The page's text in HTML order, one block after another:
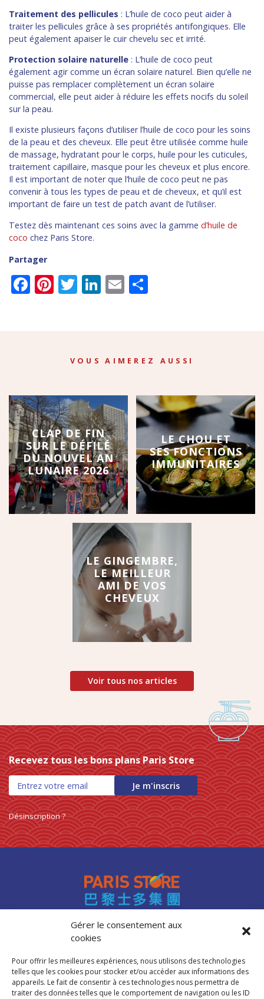
Gérer le consentement aux
cookies
Pour offrir les meilleures expériences, nous utilisons des technologies
telles que les cookies pour stocker et/ou accéder aux informations des
appareils. Le fait de consentir à ces technologies nous permettra de
traiter des données telles que le comportement de navigation ou les ID
Traitement des pellicules : L’huile de coco peut aider à
traiter les pellicules grâce à ses propriétés antifongiques. Elle
peut également apaiser le cuir chevelu sec et irrité.
Protection solaire naturelle : L’huile de coco peut
également agir comme un écran solaire naturel. Bien qu’elle ne
puisse pas remplacer complètement un écran solaire
commercial, elle peut aider à réduire les effets nocifs du soleil
sur la peau.
Il existe plusieurs façons d’utiliser l’huile de coco pour les soins
de la peau et des cheveux. Elle peut être utilisée comme huile
de massage, hydratant pour le corps, huile pour les cuticules,
traitement capillaire, masque pour les cheveux et plus encore.
Il est important de noter que l’huile de coco peut ne pas
convenir à tous les types de peau et de cheveux, et qu’il est
important de faire un test de patch avant de l’utiliser.
Testez dès maintenant ces soins avec la gamme d’huile de
coco chez Paris Store.
Partager
Facebook
Pinterest
Twitter
LinkedIn
Email
VOUS AIMEREZ AUSSI
CLAP DE FIN
SUR LE DÉFILÉ
DU NOUVEL AN
LUNAIRE 2026
LE CHOU ET
SES FONCTIONS
IMMUNITAIRES
LE GINGEMBRE,
LE MEILLEUR
AMI DE VOS
CHEVEUX
Voir tous nos articles
Recevez tous les bons plans Paris Store
Je m'inscris
Désinscription ?
Accès professionnels
FAQ
Mentions légales
Politique de cookies (UE)